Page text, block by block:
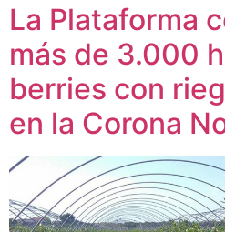
La Plataforma
más de 3.000
berries con
en la Corona